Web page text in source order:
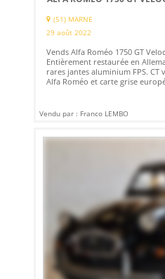
(51) MARNE
29 août 2022
Vends Alfa Roméo 1750 GT
Entièrement restaurée en
rares jantes aluminium FPS. CT
Alfa Roméo et carte grise
Vendu par : Franco LEMBO